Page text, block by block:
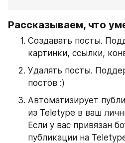
Рассказываем, что
Создавать посты.
картинки, ссылки,
Удалять посты.
постов :)
Автоматизирует
из Teletype в ваш
Если у вас привязан
публикации на